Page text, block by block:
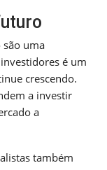
são uma
é um
crescendo.
a investir
a
também